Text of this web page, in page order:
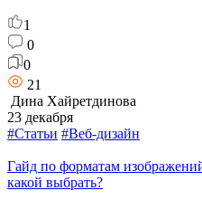
1
0
0
21
Дина Хайретдинова
23 декабря
#Статьи #Веб-дизайн
Гайд по форматам
какой выбрать?